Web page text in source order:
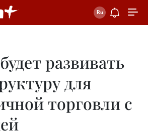
развивать
для
торговли с